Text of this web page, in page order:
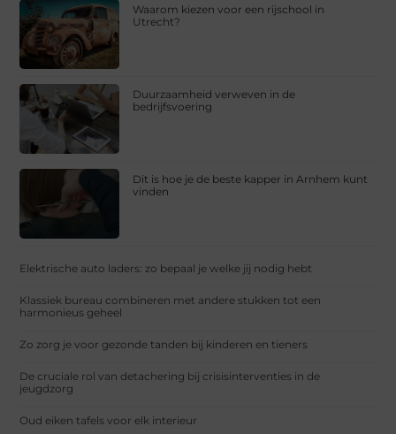
Waarom kiezen voor een rijschool in
Utrecht?
Duurzaamheid verweven in de
bedrijfsvoering
Dit is hoe je de beste kapper in Arnhem kunt
vinden
Elektrische auto laders: zo bepaal je welke jij nodig hebt
Klassiek bureau combineren met andere stukken tot een
harmonieus geheel
Zo zorg je voor gezonde tanden bij kinderen en tieners
De cruciale rol van detachering bij crisisinterventies in de
jeugdzorg
Oud eiken tafels voor elk interieur